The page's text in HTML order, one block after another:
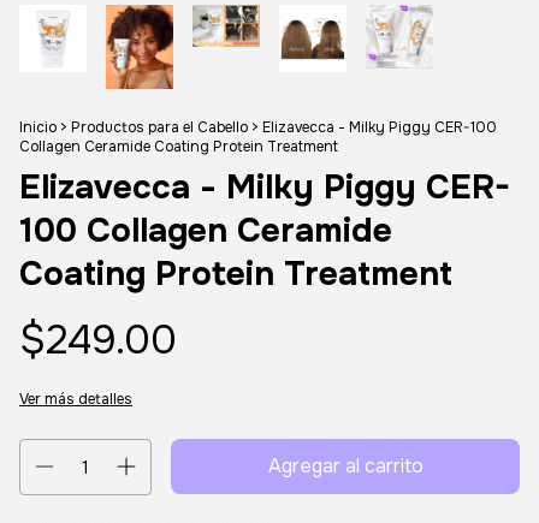
Inicio > Productos para el Cabello > Elizavecca - Milky Piggy CER-100
Collagen Ceramide Coating Protein Treatment
Elizavecca - Milky Piggy CER-
100 Collagen Ceramide
Coating Protein Treatment
$249.00
Ver más detalles